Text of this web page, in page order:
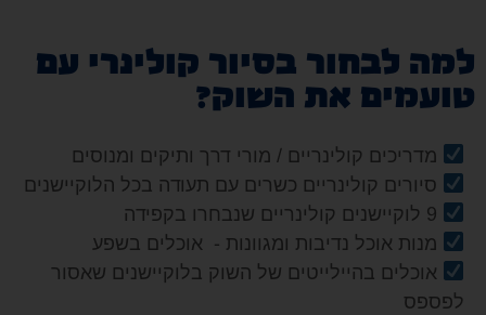
למה לבחור בסיור קולינרי עם
טועמים את השוק?
מדריכים קולינריים / מורי דרך ותיקים ומנוסים
סיורים קולינריים כשרים עם תעודה בכל הלוקיישנים
מנות אוכל נדיבות ומגוונות - אוכלים בשפע
אוכלים בהיילייטים של השוק בלוקיישנים שאסור
לפספס